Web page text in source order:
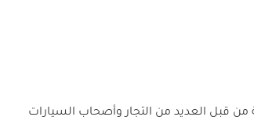
قبل العديد من التجار وأصحاب السيارات